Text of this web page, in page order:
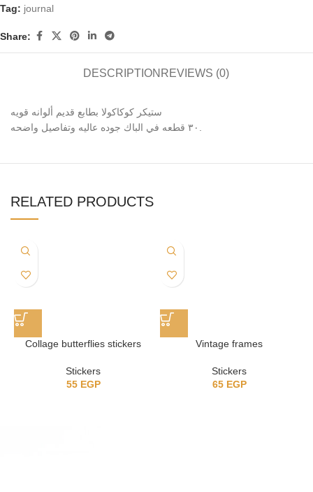
Tag: journal
Share:
DESCRIPTION REVIEWS (0)
ستيكر كوكاكولا بطابع قديم ألوانه قويه
٣٠ قطعه في الباك جوده عاليه وتفاصيل واضحه.
RELATED PRODUCTS
Collage butterflies stickers
Stickers
55 EGP
Vintage frames
Stickers
65 EGP